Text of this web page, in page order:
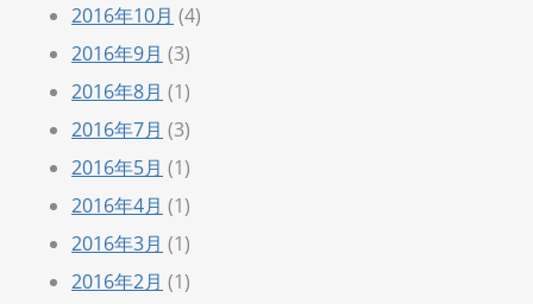
2016年10月 (4)
2016年9月 (3)
2016年8月 (1)
2016年7月 (3)
2016年5月 (1)
2016年4月 (1)
2016年3月 (1)
2016年2月 (1)